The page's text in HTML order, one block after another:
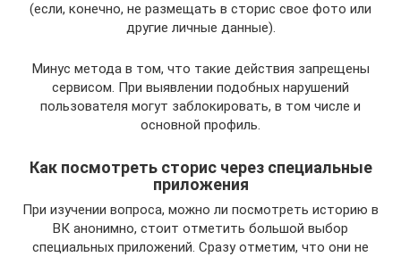
(если, конечно, не размещать в сторис свое фото или
другие личные данные).
Минус метода в том, что такие действия запрещены
сервисом. При выявлении подобных нарушений
пользователя могут заблокировать, в том числе и
основной профиль.
Как посмотреть сторис через специальные
приложения
При изучении вопроса, можно ли посмотреть историю в
ВК анонимно, стоит отметить большой выбор
специальных приложений. Сразу отметим, что они не